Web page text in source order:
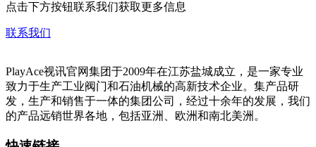
点击下方按钮联系我们获取更多信息
联系我们
PlayAce视讯官网集团于2009年在江苏盐城成立，是一家专业
致力于生产工业阀门和石油机械的高新技术企业。集产品研
发，生产和销售于一体的集团公司，经过十余年的发展，我们
的产品远销世界各地，包括亚洲、欧洲和南北美洲。